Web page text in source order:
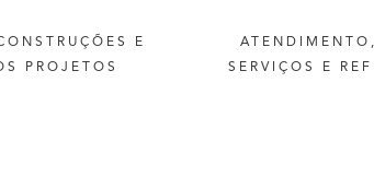
E
PROJETOS
SERVIÇOS
E